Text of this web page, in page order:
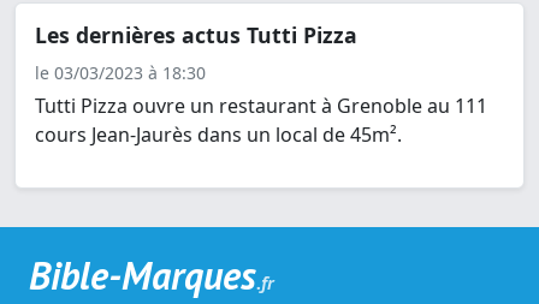
Les dernières actus Tutti Pizza
le 03/03/2023 à 18:30
Tutti Pizza ouvre un restaurant à Grenoble au 111
cours Jean-Jaurès dans un local de 45m².
Bible-Marques.fr